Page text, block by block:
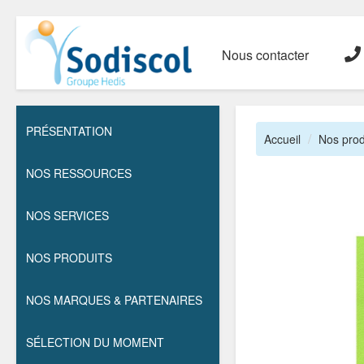
Nous contacter
PRÉSENTATION
NOS RESSOURCES
NOS SERVICES
NOS PRODUITS
NOS MARQUES & PARTENAIRES
SÉLECTION DU MOMENT
Accueil Nos